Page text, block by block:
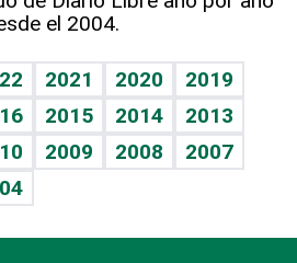
el 2004.
2021 2020
2019
2015 2014
2013
2009 2008
2007